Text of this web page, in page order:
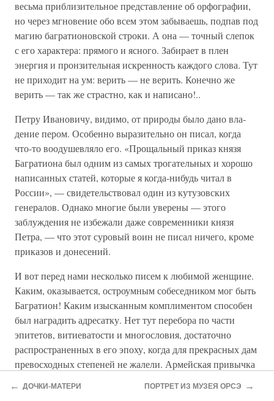
весьма приблизительное представление об орфографии,
но через мгновение обо всем этом забываешь, подпав под
магию багратионовской строки. А она — точный слепок
с его характера: прямого и ясного. Забирает в плен
энергия и пронзительная искренность каждого слова. Тут
не при­ходит на ум: верить — не верить. Конечно же
верить — так же страстно, как и написано!..
Петру Ивановичу, видимо, от природы было дано вла­
дение пером. Особенно выразительно он писал, когда
что-то воодушевляло его. «Прощальный приказ князя
Багратиона был одним из самых трогательных и хорошо
написанных статей, которые я когда-нибудь читал в
России», — свиде­тельствовал один из кутузовских
генералов. Однако многие были уверены — этого
заблуждения не избежали даже со­временники князя
Петра, — что этот суровый воин не пи­сал ничего, кроме
приказов и донесений.
И вот перед нами несколько писем к любимой женщи­не.
Каким, оказывается, остроумным собеседником мог быть
Багратион! Каким изысканным комплиментом спосо­бен
был наградить адресатку. Нет тут перебора по части
эпитетов, витиеватости и многословия, достаточно
распро­страненных в его эпоху, когда для прекрасных дам
пре­восходных степеней не жалели. Армейская привычка
он ведомое лишь поэтам — «как сердцу выразить себя?».
← ДОЧКИ-МАТЕРИ ПОРТРЕТ ИЗ МУЗЕЯ ОРСЭ →